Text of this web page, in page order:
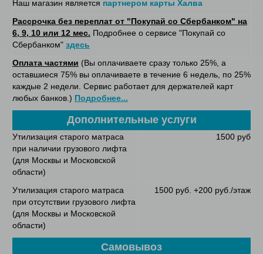
Наш магазин является партнером карты Халва
Рассрочка без переплат от "Покупай со Сбербанком" на
6, 9, 10 или 12 мес. Подробнее о сервисе "Покупай со
Сбербанком" здесь
Оплата частями (Вы оплачиваете сразу только 25%, а
оставшиеся 75% вы оплачиваете в течение 6 недель, по 25%
каждые 2 недели. Сервис работает для держателей карт
любых банков.) Подробнее...
Дополнительные услуги
Утилизация старого матраса
при наличии грузового лифта
(для Москвы и Московской
области)
1500 руб
Утилизация старого матраса
при отсутствии грузового лифта
(для Москвы и Московской
области)
1500 руб. +200 руб./этаж
Самовывоз